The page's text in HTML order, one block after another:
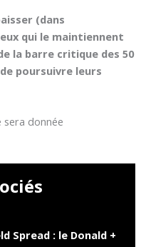
(dans
qui le maintiennent
la barre critique des 50
poursuivre leurs
donnée
Spread : le Donald +